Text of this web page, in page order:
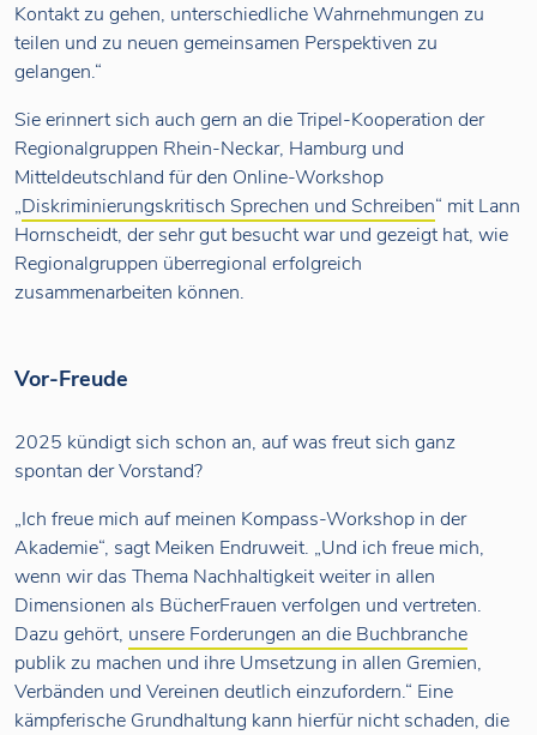
Kontakt zu gehen, unterschiedliche Wahrnehmungen zu
teilen und zu neuen gemeinsamen Perspektiven zu
gelangen.“
Sie erinnert sich auch gern an die Tripel-Kooperation der
Regionalgruppen Rhein-Neckar, Hamburg und
Mitteldeutschland für den Online-Workshop
„Diskriminierungskritisch Sprechen und Schreiben“ mit Lann
Hornscheidt, der sehr gut besucht war und gezeigt hat, wie
Regionalgruppen überregional erfolgreich
zusammenarbeiten können.
Vor-Freude
2025 kündigt sich schon an, auf was freut sich ganz
spontan der Vorstand?
„Ich freue mich auf meinen Kompass-Workshop in der
Akademie“, sagt Meiken Endruweit. „Und ich freue mich,
wenn wir das Thema Nachhaltigkeit weiter in allen
Dimensionen als BücherFrauen verfolgen und vertreten.
Dazu gehört, unsere Forderungen an die Buchbranche
publik zu machen und ihre Umsetzung in allen Gremien,
Verbänden und Vereinen deutlich einzufordern.“ Eine
kämpferische Grundhaltung kann hierfür nicht schaden, die